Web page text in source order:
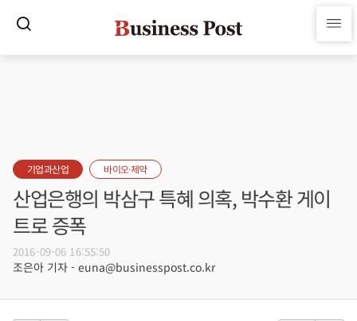
기업과산업 바이오·제약
산업은행의 박삼구 특혜 의혹, 박수환 게이
트로 증폭
2016-09-06 16:55:50
조은아 기자 - euna@businesspost.co.kr